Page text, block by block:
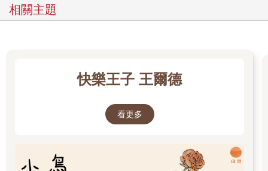
領的襯衫。他們都留著及肩長髮。
「不！你們想給國家政府太多權力。」
「但我們沒有權利法案！」
主持會議的男士用木槌敲了一下桌子。「保持秩序！」他說：
「請舉手發言。」
相關主題
快樂王子 王爾德
看更多